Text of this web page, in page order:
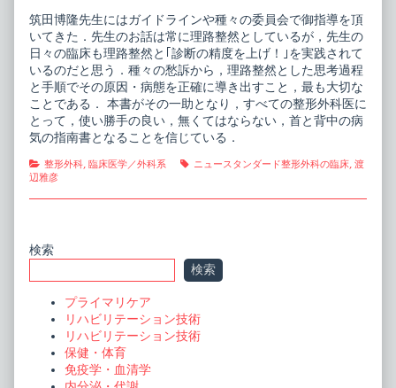
筑田博隆先生にはガイドラインや種々の委員会で御指導を頂
いてきた．先生のお話は常に理路整然としているが，先生の
日々の臨床も理路整然と｢診断の精度を上げ！｣を実践されて
いるのだと思う．種々の愁訴から，理路整然とした思考過程
と手順でその原因・病態を正確に導き出すこと，最も大切な
ことである． 本書がその一助となり，すべての整形外科医に
とって，使い勝手の良い，無くてはならない，首と背中の病
気の指南書となることを信じている．
Categories
整形外科, 臨床医学／外科系 Tags
ニュースタンダード整形外科の臨床, 渡
辺雅彦
Primary
Sidebar
検索
検索
プライマリケア
リハビリテーション技術
リハビリテーション技術
保健・体育
免疫学・血清学